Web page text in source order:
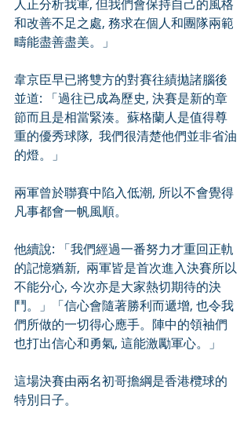
人正分析我軍, 但我們會保持自己的風格
和改善不足之處, 務求在個人和團隊兩範
疇能盡善盡美。」
韋京臣早已將雙方的對賽往績拋諸腦後
並道: 「過往已成為歷史, 決賽是新的章
節而且是相當緊湊。蘇格蘭人是值得尊
重的優秀球隊,  我們很清楚他們並非省油
的燈。」
兩軍曾於聯賽中陷入低潮, 所以不會覺得
凡事都會一帆風順。
他續說: 「我們經過一番努力才重回正軌
的記憶猶新,  兩軍皆是首次進入決賽所以
不能分心, 今次亦是大家熱切期待的決
鬥。」「信心會隨著勝利而遞增, 也令我
們所做的一切得心應手。陣中的領袖們
也打出信心和勇氣, 這能激勵軍心。」
這場決賽由兩名初哥擔綱是香港欖球的
特別日子。